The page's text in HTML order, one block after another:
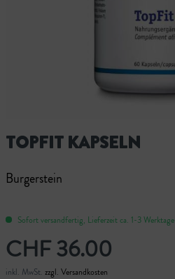
TOPFIT KAPSELN
Burgerstein
Sofort versandfertig, Lieferzeit ca. 1-3 Werktage
CHF 36.00
inkl. MwSt. zzgl. Versandkosten